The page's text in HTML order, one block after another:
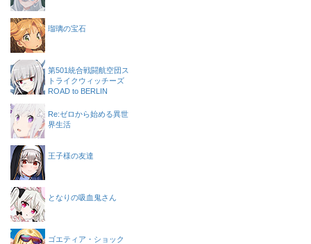
瑠璃の宝石
第501統合戦闘航空団ス
トライクウィッチーズ
ROAD to BERLIN
Re:ゼロから始める異世
界生活
王子様の友達
となりの吸血鬼さん
ゴエティア・ショック